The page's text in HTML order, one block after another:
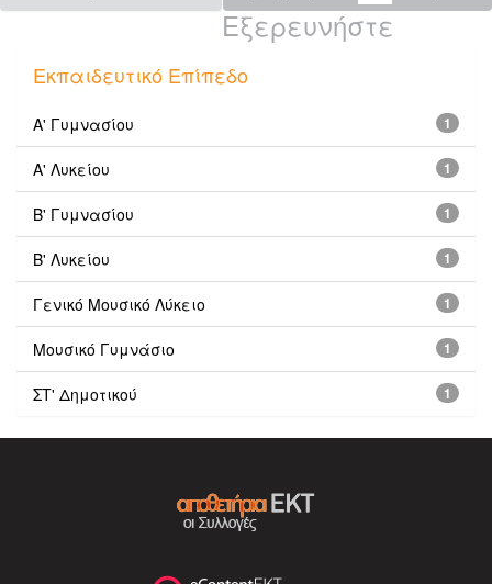
Εξερευνήστε
Εκπαιδευτικό Επίπεδο
1
Α' Γυμνασίου
1
Α' Λυκείου
1
Β' Γυμνασίου
1
Β' Λυκείου
1
Γενικό Μουσικό Λύκειο
1
Μουσικό Γυμνάσιο
1
ΣΤ' Δημοτικού